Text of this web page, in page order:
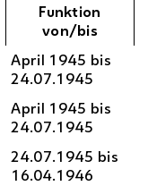
Funktion
von/bis
April 1945 bis
24.07.1945
April 1945 bis
24.07.1945
24.07.1945 bis
16.04.1946